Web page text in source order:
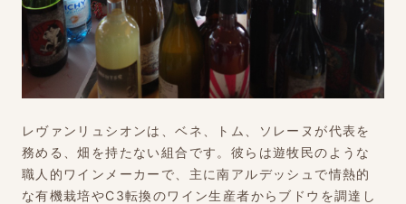
レヴァンリュシオンは、ベネ、トム、ソレーヌが代表を
務める、畑を持たない組合です。彼らは遊牧民のような
職人的ワインメーカーで、主に南アルデッシュで情熱的
な有機栽培やC3転換のワイン生産者からブドウを調達し